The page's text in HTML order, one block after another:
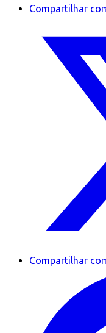
Compartilhar
Compartilhar